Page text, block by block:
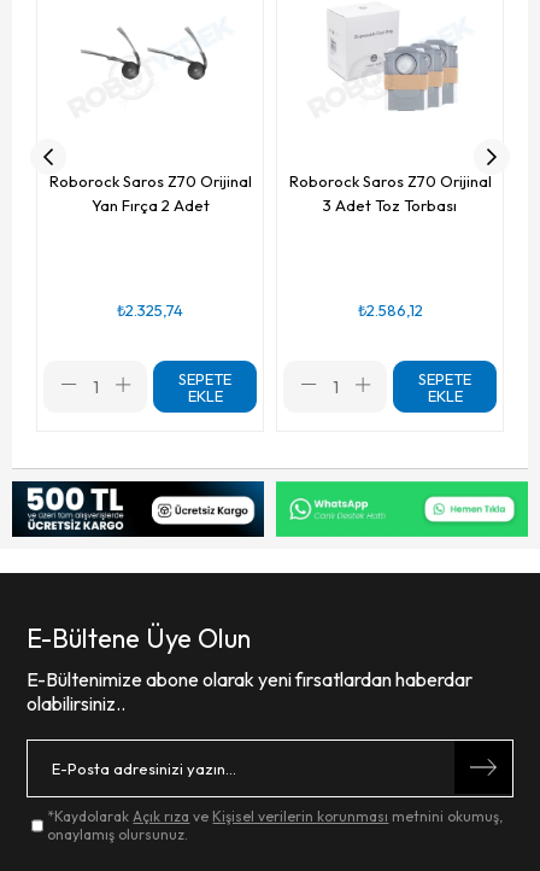
Roborock Saros Z70 Orijinal
Yan Fırça 2 Adet
₺2.325,74
SEPETE
EKLE
Roborock Saros Z70 Orijinal
3 Adet Toz Torbası
₺2.586,12
SEPETE
EKLE
E-Bültene Üye Olun
E-Bültenimize abone olarak yeni fırsatlardan haberdar
olabilirsiniz..
*KaydolarakAçık rıza ve Kişisel verilerin korunması metnini okumuş,
onaylamış olursunuz.